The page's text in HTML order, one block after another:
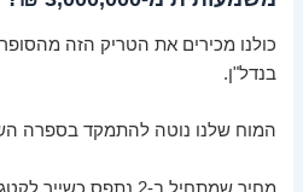
כולנו מכירים את הטריק הזה
בנדל"ן.
המוח שלנו נוטה להתמקד בספרה
מחיר שמתחיל ב-2 נתפס